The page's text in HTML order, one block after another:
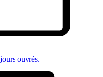
ouvrés.